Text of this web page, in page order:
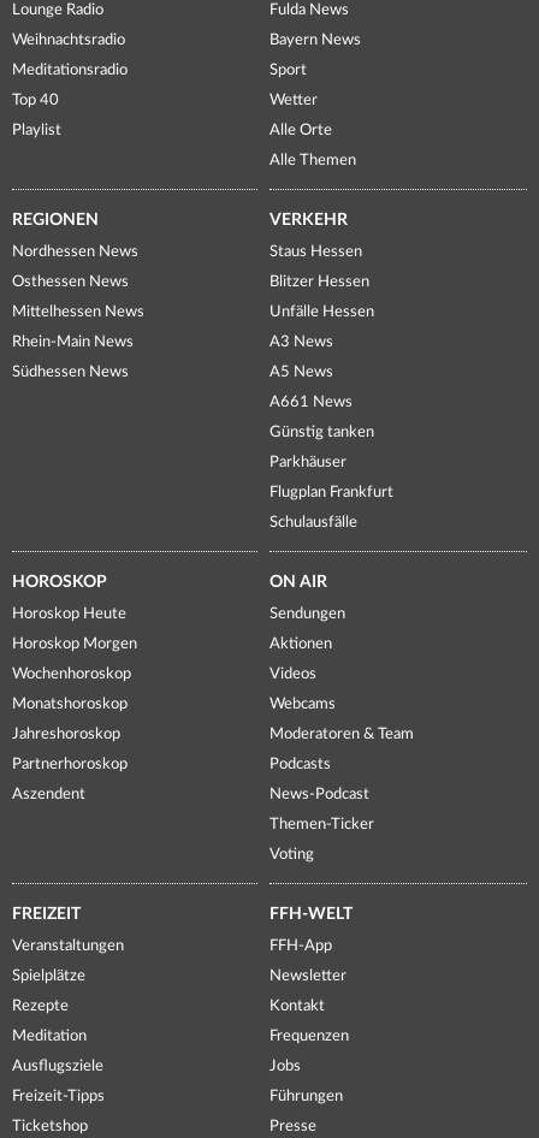
Lounge Radio
Weihnachtsradio
Meditationsradio
Top 40
Playlist
Fulda News
Bayern News
Sport
Wetter
Alle Orte
Alle Themen
REGIONEN
Nordhessen News
Osthessen News
Mittelhessen News
Rhein-Main News
Südhessen News
VERKEHR
Staus Hessen
Blitzer Hessen
Unfälle Hessen
A3 News
A5 News
A661 News
Günstig tanken
Parkhäuser
Flugplan Frankfurt
Schulausfälle
HOROSKOP
Horoskop Heute
Horoskop Morgen
Wochenhoroskop
Monatshoroskop
Jahreshoroskop
Partnerhoroskop
Aszendent
ON AIR
Sendungen
Aktionen
Videos
Webcams
Moderatoren & Team
Podcasts
News-Podcast
Themen-Ticker
Voting
FREIZEIT
Veranstaltungen
Spielplätze
Rezepte
Meditation
Ausflugsziele
Freizeit-Tipps
Ticketshop
FFH-WELT
FFH-App
Newsletter
Kontakt
Frequenzen
Jobs
Führungen
Presse